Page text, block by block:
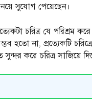
সুযোগ পেয়েছেন।
চরিত্র যে পরিশ্রম
হতো না, প্রত্যেকটি
করে চরিত্র সাজিয়ে